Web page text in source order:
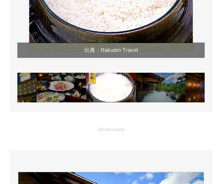
出典： Rakuten Travel
advertisement